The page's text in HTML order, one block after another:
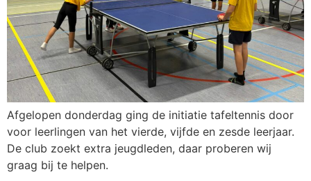
Afgelopen donderdag ging de initiatie tafeltennis door
voor leerlingen van het vierde, vijfde en zesde leerjaar.
De club zoekt extra jeugdleden, daar proberen wij
graag bij te helpen.